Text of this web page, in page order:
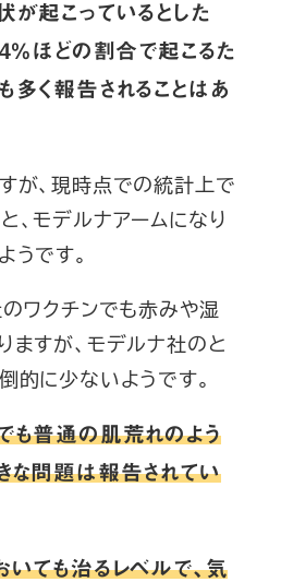
が起こっているとした
％ほどの割合で起こるた
多く報告されることはあ
が、現時点での統計上で
、モデルナアームになり
うです。
ワクチンでも赤みや湿
ますが、モデルナ社のと
的に少ないようです。
も普通の肌荒れのよう
な問題は報告されてい
いても治るレベルで、気